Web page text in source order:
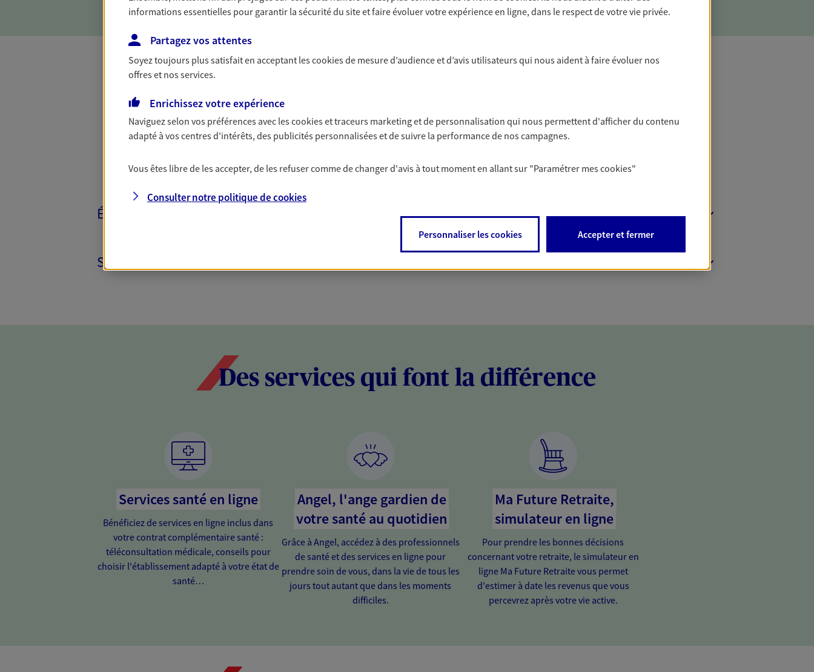
ÉPARGNE ET RETRAITE
SANTÉ ET PRÉVOYANCE
Des services qui font la différence
Services santé en ligne
Bénéficiez de services en ligne inclus dans
votre contrat complémentaire santé :
téléconsultation médicale, conseils pour
choisir l'établissement adapté à votre état de
santé…
Angel, l'ange gardien de
votre santé au quotidien
Grâce à Angel, accédez à des professionnels
de santé et des services en ligne pour
prendre soin de vous, dans la vie de tous les
jours tout autant que dans les moments
difficiles.
Ma Future Retraite,
simulateur en ligne
Pour prendre les bonnes décisions
concernant votre retraite, le simulateur en
ligne Ma Future Retraite vous permet
d'estimer à date les revenus que vous
percevrez après votre vie active.
informations essentielles pour garantir la sécurité du site et faire évoluer votre expérience en ligne, dans le respect de votre vie privée.
Partagez vos attentes
Soyez toujours plus satisfait en acceptant lescookiesde mesure d’audience et d’avis utilisateurs qui nous aident à faire évoluer nos
offres et nos services.
Enrichissez votre expérience
Naviguez selon vos préférences avec lescookies et traceurs marketing et de personnalisation qui nous permettent d'afficher du contenu
adapté à vos centres d'intérêts, des publicités personnalisées et de suivre la performance de nos campagnes.
Vous êtes libre de les accepter, de les refuser comme de changer d'avis à tout moment en allant sur "Paramétrer mescookies"
Consulter notre politique decookies
Personnaliser les cookies Accepter et fermer